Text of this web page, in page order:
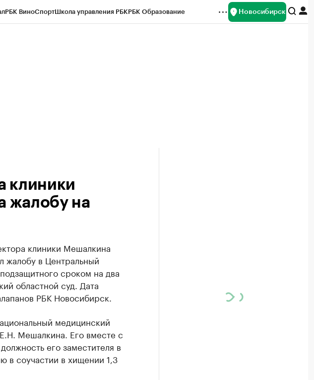
РБК ВиноСпортШкола управления РБКРБК Образование Новосибирск
клиники
жалобу на
клиники Мешалкина
жалобу в Центральный
сроком на два
областной суд. Дата
РБК Новосибирск.
медицинский
Мешалкина. Его вместе с
его заместителя в
в соучастии в хищении 1,3